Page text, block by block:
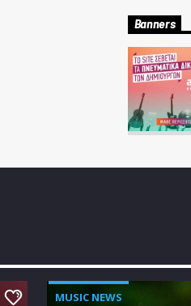
Banners
MUSIC NEWS